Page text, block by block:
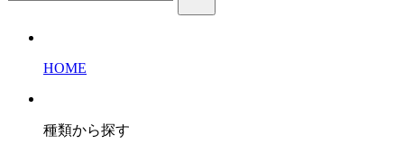
HOME
種類から探す